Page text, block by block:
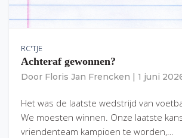
RC'TJE
Achteraf gewonnen?
Door Floris Jan Frencken 1 juni
Het was de laatste wedstrijd van
We moesten winnen. Onze laatste
vriendenteam kampioen te worden,…